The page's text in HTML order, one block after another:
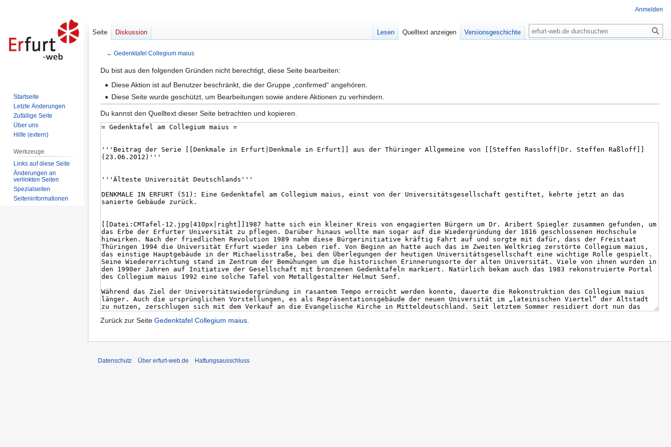
← Gedenktafel Collegium maius
Zur
Navigation
Zur
Suche
Du bist aus den folgenden Gründen nicht berechtigt, diese Seite bearbeiten:
Diese Aktion ist auf Benutzer beschränkt, die der Gruppe „confirmed“ angehören.
Diese Seite wurde geschützt, um Bearbeitungen sowie andere Aktionen zu verhindern.
Du kannst den Quelltext dieser Seite betrachten und kopieren.
Zurück zur Seite Gedenktafel Collegium maius.
Anmelden
Seite Diskussion Lesen Quelltext anzeigen Versionsgeschichte Suche
Startseite
Letzte Änderungen
Zufällige Seite
Über uns
Hilfe (extern)
Werkzeuge
Links auf diese Seite
Änderungen an
verlinkten Seiten
Spezialseiten
Seiten­informationen
Datenschutz Über erfurt-web.de Haftungsausschluss